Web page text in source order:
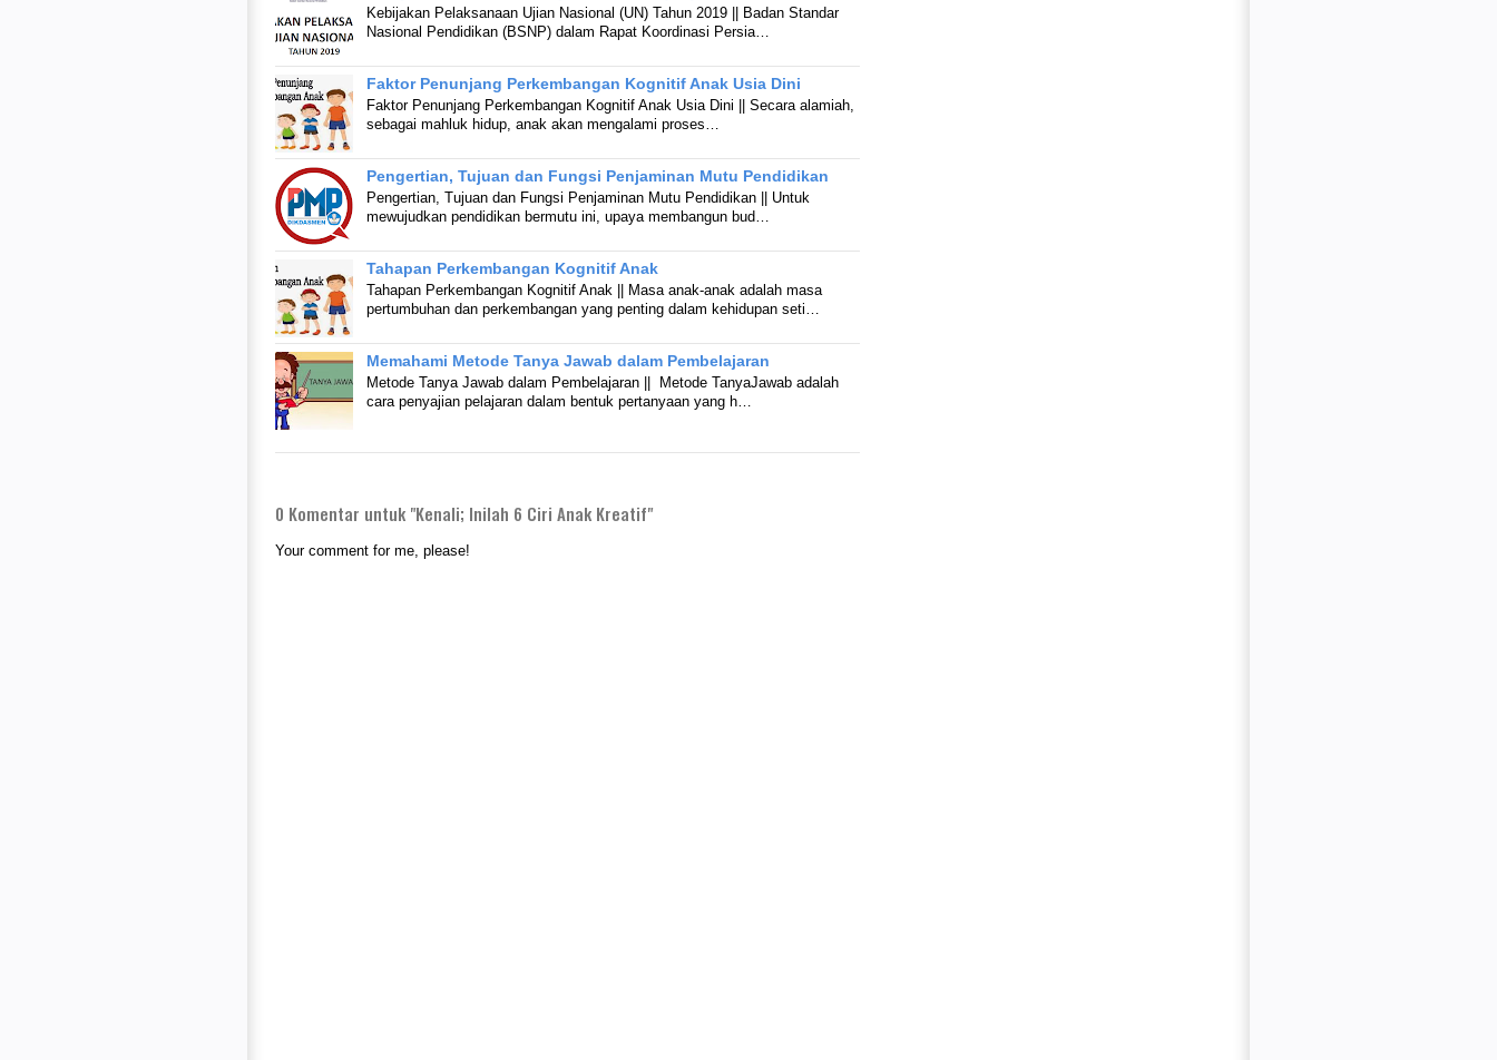
Kebijakan Pelaksanaan Ujian Nasional (UN) Tahun 2019 || Badan Standar
Nasional Pendidikan (BSNP) dalam Rapat Koordinasi Persia…
Faktor Penunjang Perkembangan Kognitif Anak Usia Dini
Faktor Penunjang Perkembangan Kognitif Anak Usia Dini || Secara alamiah,
sebagai mahluk hidup, anak akan mengalami proses…
Pengertian, Tujuan dan Fungsi Penjaminan Mutu Pendidikan
Pengertian, Tujuan dan Fungsi Penjaminan Mutu Pendidikan || Untuk
mewujudkan pendidikan bermutu ini, upaya membangun bud…
Tahapan Perkembangan Kognitif Anak
Tahapan Perkembangan Kognitif Anak || Masa anak-anak adalah masa
pertumbuhan dan perkembangan yang penting dalam kehidupan seti…
Memahami Metode Tanya Jawab dalam Pembelajaran
Metode Tanya Jawab dalam Pembelajaran || Metode TanyaJawab adalah
cara penyajian pelajaran dalam bentuk pertanyaan yang h…
0 Komentar untuk "Kenali; Inilah 6 Ciri Anak Kreatif"
Your comment for me, please!